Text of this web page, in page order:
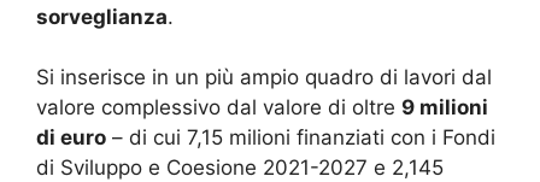
sorveglianza.
Si inserisce in un più ampio quadro di lavori dal
valore complessivo dal valore di oltre 9 milioni
di euro – di cui 7,15 milioni finanziati con i Fondi
di Sviluppo e Coesione 2021-2027 e 2,145